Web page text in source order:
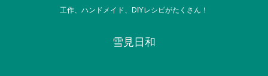
工作、ハンドメイド、DIYレシピがたくさん！
雪見日和